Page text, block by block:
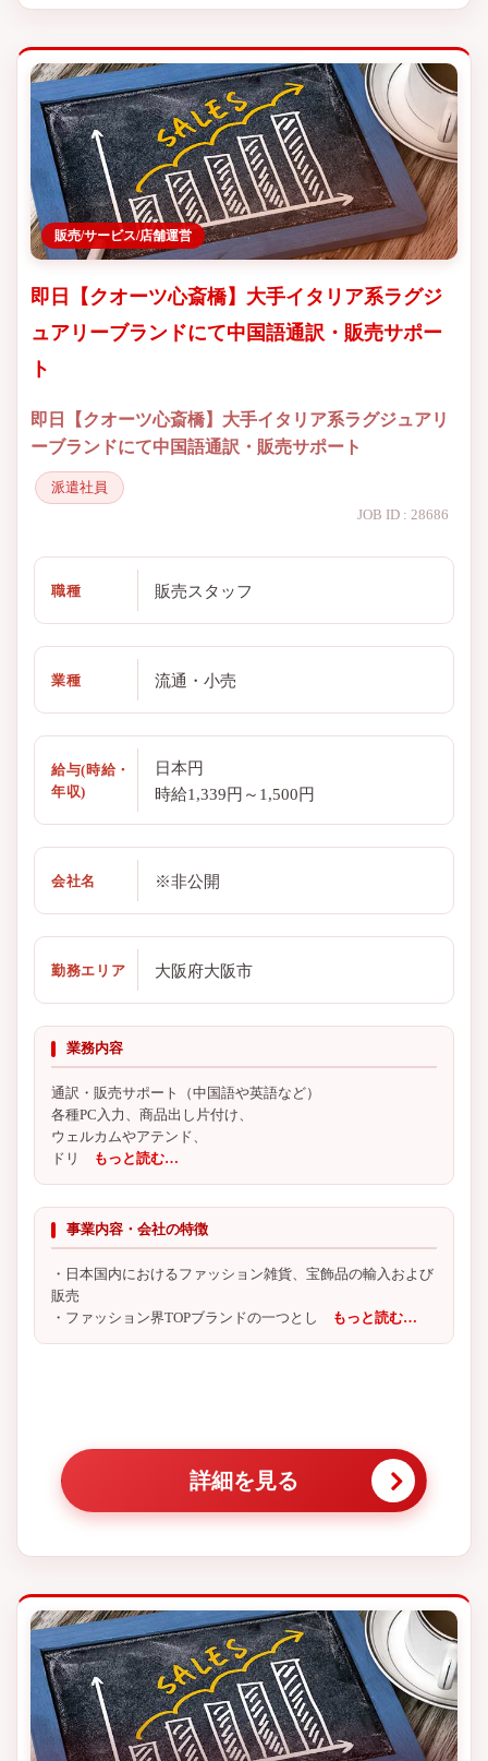
販売/サービス/店舗運営
即日【クオーツ心斎橋】大手イタリア系ラグジ
ュアリーブランドにて中国語通訳・販売サポー
ト
即日【クオーツ心斎橋】大手イタリア系ラグジュアリ
ーブランドにて中国語通訳・販売サポート
派遣社員
JOB ID : 28686
職種 販売スタッフ
業種 流通・小売
給与(時給・
年収)
日本円
時給1,339円～1,500円
会社名 ※非公開
勤務エリア 大阪府大阪市
業務内容
通訳・販売サポート（中国語や英語など）
各種PC入力、商品出し片付け、
ウェルカムやアテンド、
ドリ
もっと読む…
事業内容・会社の特徴
・日本国内におけるファッション雑貨、宝飾品の輸入および
販売
・ファッション界TOPブランドの一つとし
もっと読む…
詳細を見る